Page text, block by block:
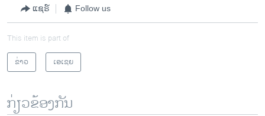
ແຊຣ໌ Follow us
This item is part of
ຂ່າວ
ເອເຊຍ
ກ່ຽວຂ້ອງກັນ